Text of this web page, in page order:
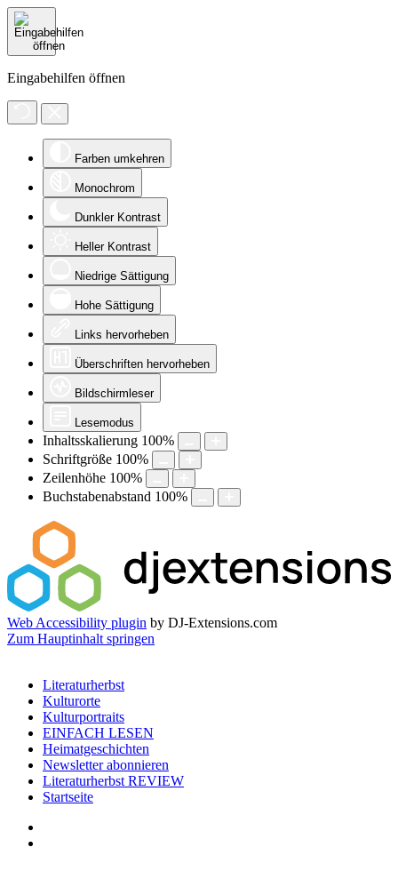
Eingabehilfen öffnen
Farben umkehren
Monochrom
Dunkler Kontrast
Heller Kontrast
Niedrige Sättigung
Hohe Sättigung
Links hervorheben
Überschriften hervorheben
Bildschirmleser
Lesemodus
Inhaltsskalierung 100%
Schriftgröße 100%
Zeilenhöhe 100%
Buchstabenabstand 100%
Web Accessibility plugin by DJ-Extensions.com
Zum Hauptinhalt springen
Literaturherbst
Kulturorte
Kulturportraits
EINFACH LESEN
Heimatgeschichten
Newsletter abonnieren
Literaturherbst REVIEW
Startseite